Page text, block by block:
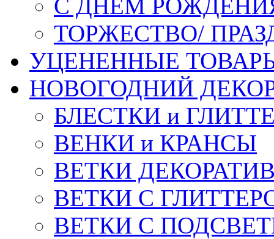
С ДНЕМ
ТОРЖЕСТВО/
УЦЕНЕННЫЕ
НОВОГОДНИЙ
БЛЕСТКИ и
ВЕНКИ и КРАНСЫ
ВЕТКИ
ВЕТКИ С
ВЕТКИ С